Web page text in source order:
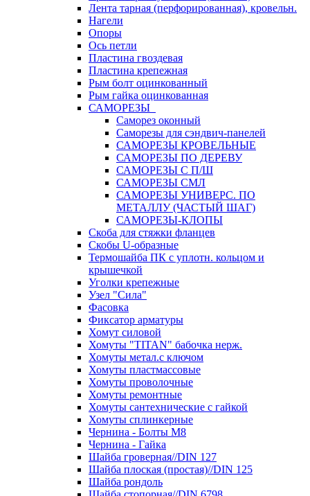
Лента тарная (перфорированная), кровельн.
Нагели
Опоры
Ось петли
Пластина гвоздевая
Пластина крепежная
Рым болт оцинкованный
Рым гайка оцинкованная
САМОРЕЗЫ
Саморез оконный
Саморезы для сэндвич-панелей
САМОРЕЗЫ КРОВЕЛЬНЫЕ
САМОРЕЗЫ ПО ДЕРЕВУ
САМОРЕЗЫ С П/Ш
САМОРЕЗЫ СМЛ
САМОРЕЗЫ УНИВЕРС. ПО
МЕТАЛЛУ (ЧАСТЫЙ ШАГ)
САМОРЕЗЫ-КЛОПЫ
Скоба для стяжки фланцев
Скобы U-образные
Термошайба ПК с уплотн. кольцом и
крышечкой
Уголки крепежные
Узел "Сила"
Фасовка
Фиксатор арматуры
Хомут силовой
Хомуты "TITAN" бабочка нерж.
Хомуты метал.с ключом
Хомуты пластмассовые
Хомуты проволочные
Хомуты ремонтные
Хомуты сантехнические с гайкой
Хомуты сплинкерные
Чернина - Болты М8
Чернина - Гайка
Шайба гроверная//DIN 127
Шайба плоская (простая)//DIN 125
Шайба рондоль